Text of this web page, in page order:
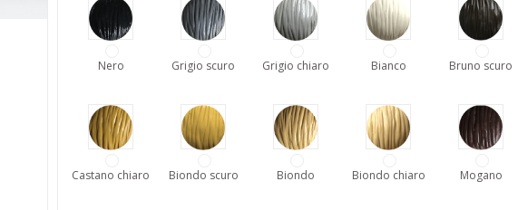
Nero Grigio scuro Grigio chiaro Bianco Bruno scuro
Castano chiaro Biondo scuro Biondo Biondo chiaro Mogano